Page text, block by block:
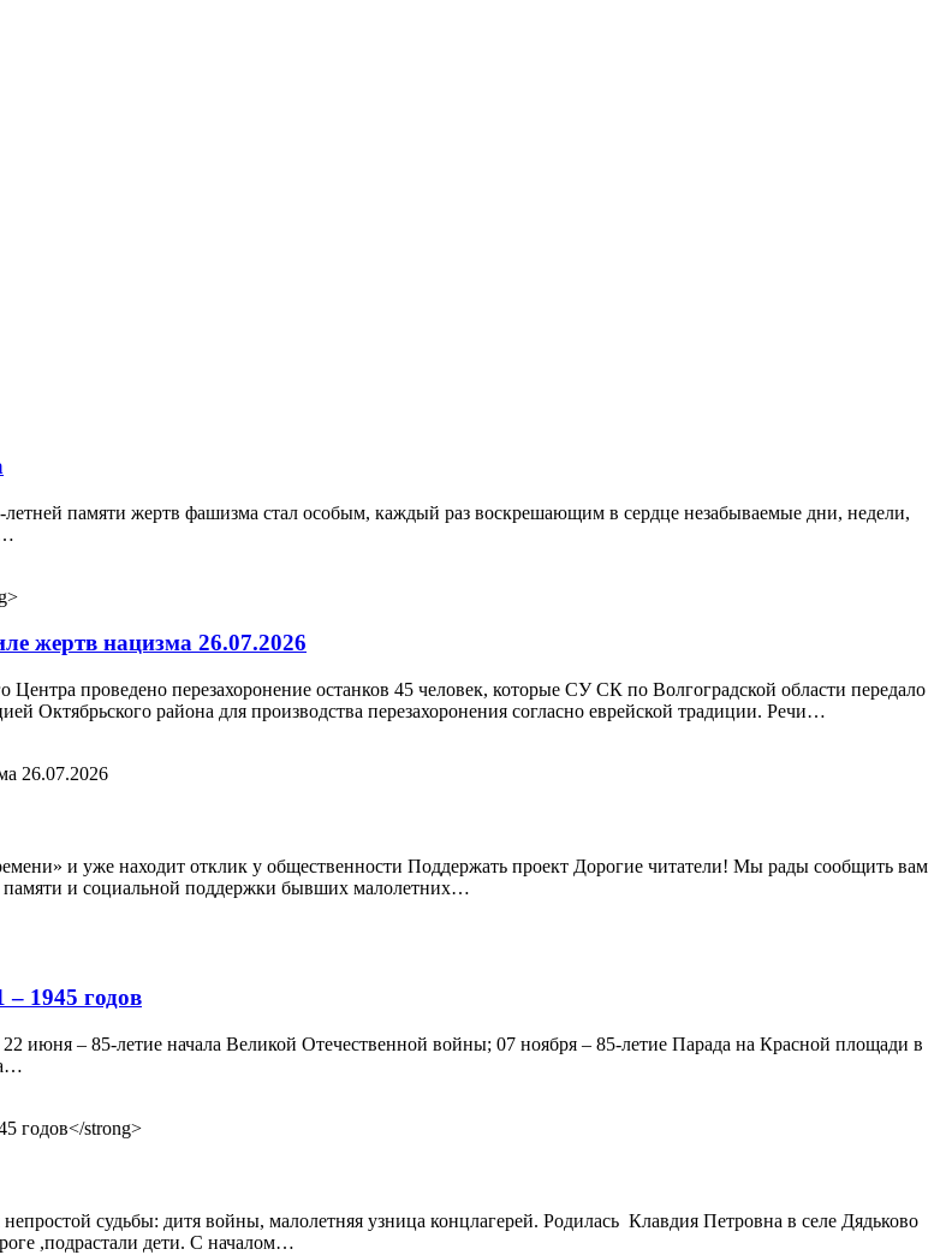
памяти жертв фашизма стал особым, каждый раз воскрешающим в сердце незабываемые дни, недели,
жертв нацизма 26.07.2026
проведено перезахоронение останков 45 человек, которые СУ СК по Волгоградской области передало
Октябрьского района для производства перезахоронения согласно еврейской традиции. Речи…
и уже находит отклик у общественности Поддержать проект Дорогие читатели! Мы рады сообщить вам
памяти и социальной поддержки бывших малолетних…
– 1945 годов
июня – 85-летие начала Великой Отечественной войны; 07 ноября – 85-летие Парада на Красной площади в
судьбы: дитя войны, малолетняя узница концлагерей. Родилась Клавдия Петровна в селе Дядьково
,подрастали дети. С началом…